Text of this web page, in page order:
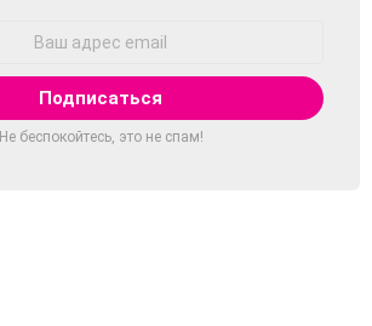
Не беспокойтесь, это не спам!